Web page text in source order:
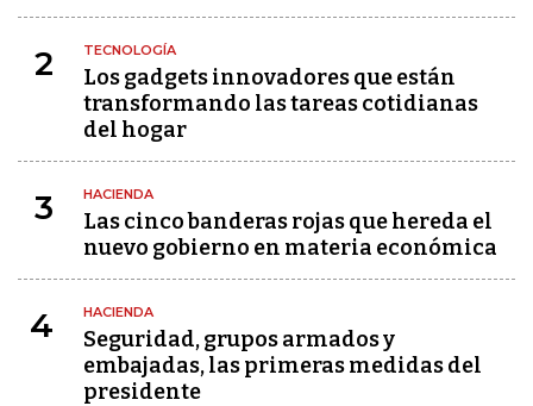
2 TECNOLOGÍA
Los gadgets innovadores que están
transformando las tareas cotidianas
del hogar
3 HACIENDA
Las cinco banderas rojas que hereda el
nuevo gobierno en materia económica
4 HACIENDA
Seguridad, grupos armados y
embajadas, las primeras medidas del
presidente